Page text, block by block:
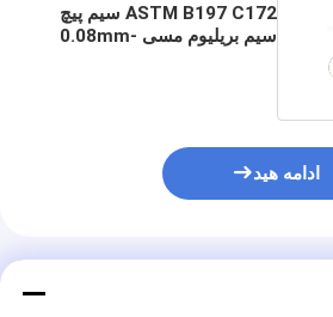
ASTM B197 C172 سیم پیچ
سیم بریلیوم مسی 0.08mm-
ادامه هید